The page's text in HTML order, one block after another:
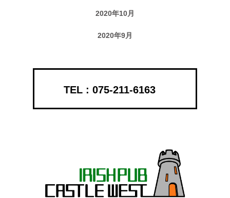
2020年10月
2020年9月
075-211-6163